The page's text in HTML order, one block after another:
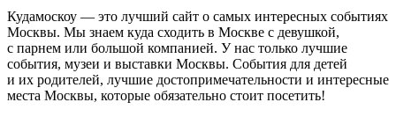
Кудамоскоу — это лучший сайт о самых интересных событиях
Москвы. Мы знаем куда сходить в Москве с девушкой,
с парнем или большой компанией. У нас только лучшие
события, музеи и выставки Москвы. События для детей
и их родителей, лучшие достопримечательности и интересные
места Москвы, которые обязательно стоит посетить!